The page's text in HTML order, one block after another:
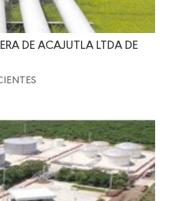
DE ACAJUTLA LTDA DE